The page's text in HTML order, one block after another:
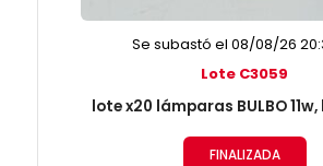
Se subastó el 08/08/26
Lote C3059
lote x20 lámparas BULBO
FINALIZADA